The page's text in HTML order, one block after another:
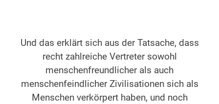
Und das erklärt sich aus der Tatsache, dass
recht zahlreiche Vertreter sowohl
menschenfreundlicher als auch
menschenfeindlicher Zivilisationen sich als
Menschen verkörpert haben, und noch